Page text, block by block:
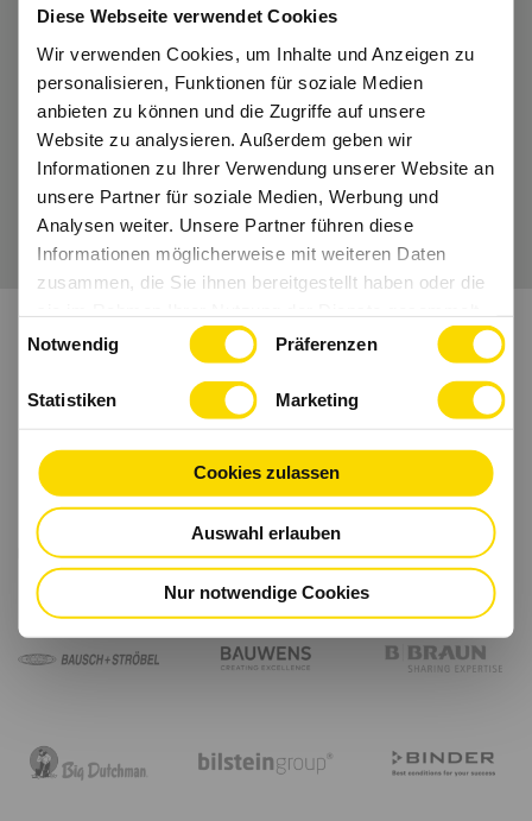
Diese Webseite verwendet Cookies
Wir verwenden Cookies, um Inhalte und Anzeigen zu
personalisieren, Funktionen für soziale Medien
anbieten zu können und die Zugriffe auf unsere
Website zu analysieren. Außerdem geben wir
Informationen zu Ihrer Verwendung unserer Website an
unsere Partner für soziale Medien, Werbung und
Analysen weiter. Unsere Partner führen diese
Informationen möglicherweise mit weiteren Daten
zusammen, die Sie ihnen bereitgestellt haben oder die
haben.
Notwendig Präferenzen
Statistiken Marketing
Cookies zulassen
Auswahl erlauben
Nur notwendige Cookies
Dann folge uns auch aufInstagramund Co.
Wir freuen uns auf Dich.